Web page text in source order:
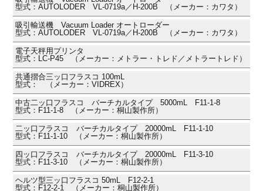
型式：AUTOLODER VL-0719a／H-200B （メーカー：カワタ）
吸引輸送機 Vacuum Loader オートローダー
型式：AUTOLODER VL-0719a／H-200B （メーカー：カワタ）
電子天秤用プリンタ
型式：LC-P45 （メーカー：メトラー・トレド／メトラートレド）
共通摺合三ッ口フラスコ 100mL
型式： （メーカー：VIDREX）
中古二ッ口フラスコ バーチカルタイプ 5000mL F11-1-8
型式：F11-1-8 （メーカー：桐山製作所）
二ッ口フラスコ バーチカルタイプ 20000mL F11-1-10
型式：F11-1-10 （メーカー：桐山製作所）
四ッ口フラスコ バーチカルタイプ 20000mL F11-3-10
型式：F11-3-10 （メーカー：桐山製作所）
ヘルツ型三ッ口フラスコ 50mL F12-2-1
型式：F12-2-1 （メーカー：桐山製作所）